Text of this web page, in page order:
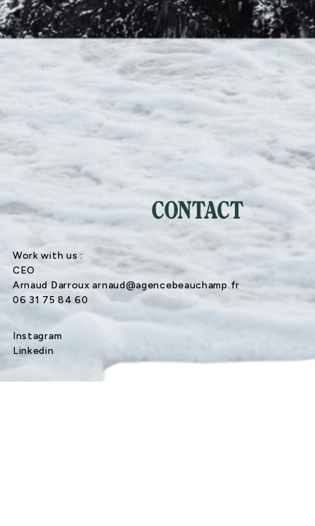
CONTACT
Work with us :
CEO
Arnaud Darroux arnaud@agencebeauchamp.fr
06 31 75 84 60
Instagram
Linkedin